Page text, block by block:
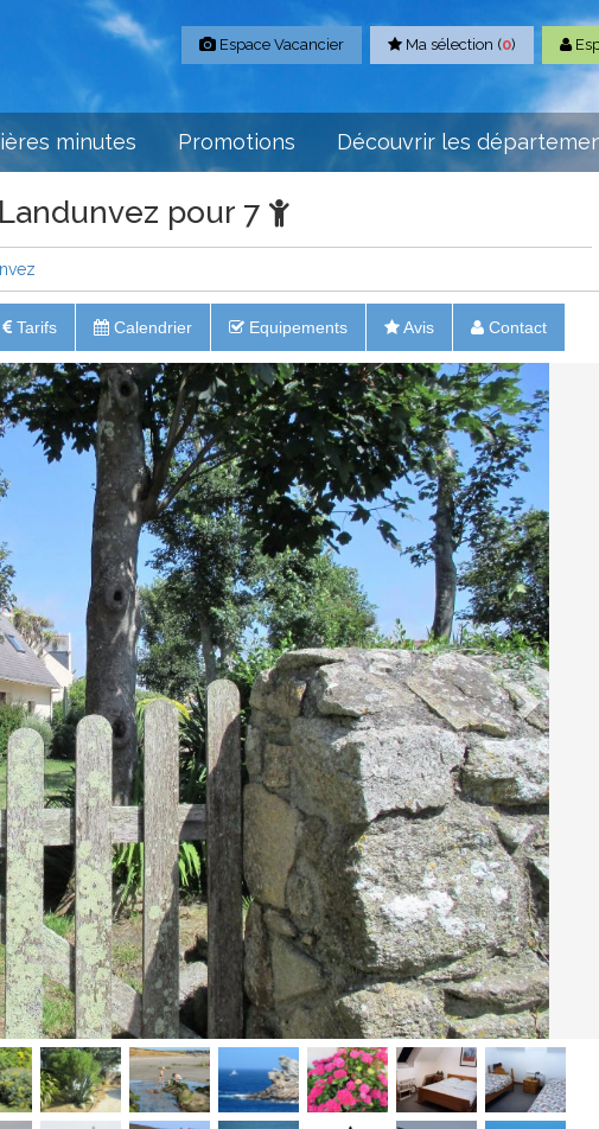
Espace Vacancier Ma sélection (0)
minutes Promotions Découvrir les
pour 7
Tarifs Calendrier Equipements Avis Contact